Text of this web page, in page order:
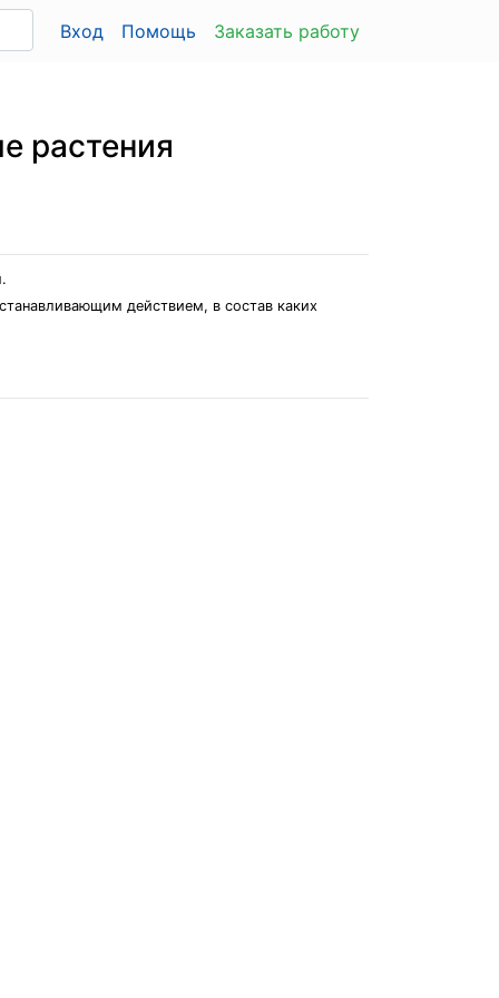
Вход Помощь Заказать работу
растения
действием, в состав каких